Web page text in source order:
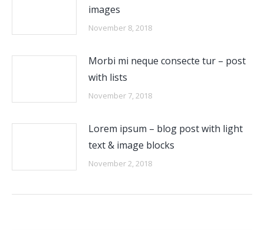
images
November 8, 2018
Morbi mi neque consecte tur – post
with lists
November 7, 2018
Lorem ipsum – blog post with light
text & image blocks
November 2, 2018